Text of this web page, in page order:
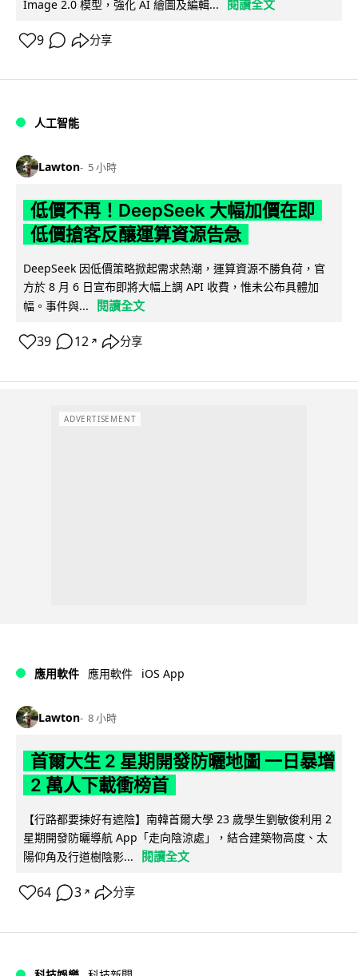
Image 2.0 模型，強化 AI 繪圖及編輯... 閱讀全文
9 分享
人工智能
Lawton 5 小時
低價不再！DeepSeek 大幅加價在即
低價搶客反釀運算資源告急
DeepSeek 因低價策略掀起需求熱潮，運算資源不勝負荷，官
方於 8 月 6 日宣布即將大幅上調 API 收費，惟未公布具體加
幅。事件與...
閱讀全文
39 12 ↗ 分享
ADVERTISEMENT
應用軟件 應用軟件 iOS App
Lawton 8 小時
首爾大生 2 星期開發防曬地圖 一日暴增
2 萬人下載衝榜首
【行路都要揀好有遮陰】南韓首爾大學 23 歲學生劉敏俊利用 2
星期開發防曬導航 App「走向陰涼處」，結合建築物高度、太
陽仰角及行道樹陰影...
閱讀全文
64 3 ↗ 分享